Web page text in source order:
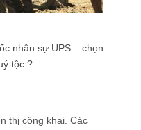
nhân sự UPS – chọn
tộc ?
thị công khai. Các